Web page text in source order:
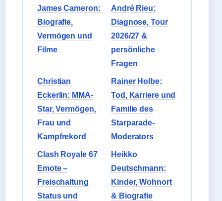
James Cameron:
Biografie,
Vermögen und
Filme
André Rieu:
Diagnose, Tour
2026/27 &
persönliche
Fragen
Christian
Eckerlin: MMA-
Star, Vermögen,
Frau und
Kampfrekord
Rainer Holbe:
Tod, Karriere und
Familie des
Starparade-
Moderators
Clash Royale 67
Emote –
Freischaltung
Status und
Heikko
Deutschmann:
Kinder, Wohnort
& Biografie